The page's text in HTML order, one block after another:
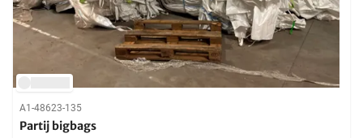
A1-48623-135
Partij bigbags